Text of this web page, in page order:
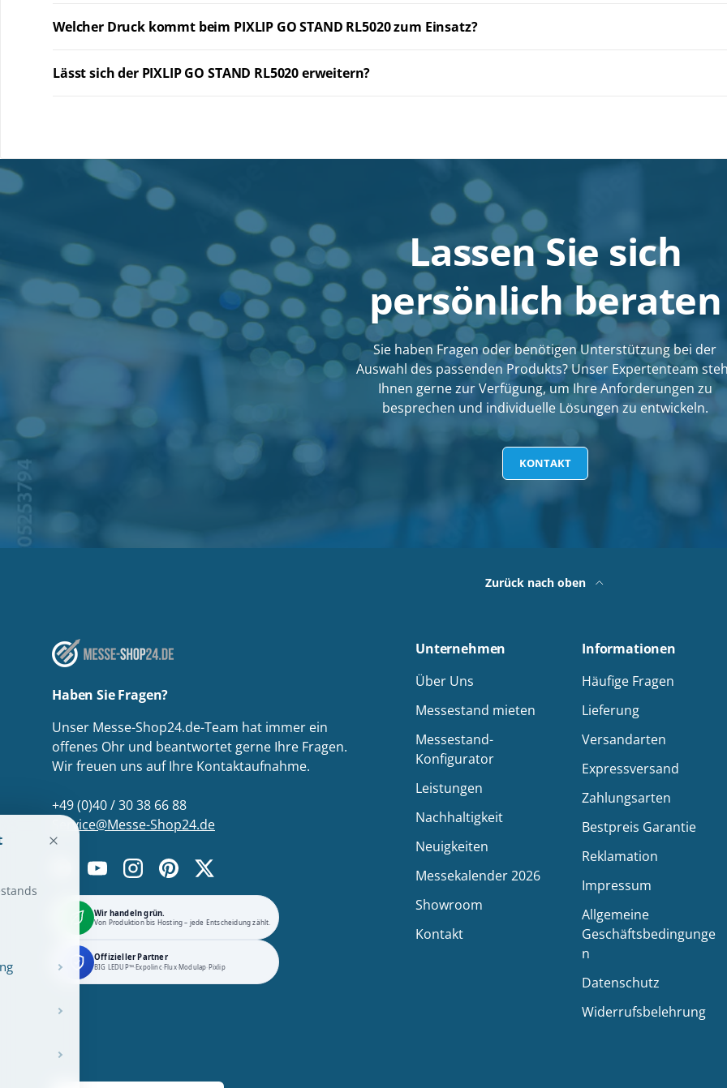
Welcher Druck kommt beim PIXLIP GO STAND RL5020 zum Einsatz?
Lässt sich der PIXLIP GO STAND RL5020 erweitern?
Lassen Sie sich
persönlich beraten
Sie haben Fragen oder benötigen Unterstützung bei der
Auswahl des passenden Produkts? Unser Expertenteam
Ihnen gerne zur Verfügung, um Ihre Anforderungen zu
besprechen und individuelle Lösungen zu entwickeln.
KONTAKT
Zurück nach oben
Haben Sie Fragen?
Unser Messe-Shop24.de-Team hat immer ein
offenes Ohr und beantwortet gerne Ihre Fragen.
Wir freuen uns auf Ihre Kontaktaufnahme.
+49 (0)40 / 30 38 66 88
Service@Messe-Shop24.de
FacebookYouTubeInstagramPinterestTwitter
Wir handeln grün.
Von Produktion bis Hosting – jede Entscheidung zählt.
Offizieller Partner
BIG LEDUP™ Expolinc· Flux· Modulap Pixlip
Unternehmen
Über Uns
Messestand mieten
Messestand-
Konfigurator
Leistungen
Nachhaltigkeit
Neuigkeiten
Messekalender 2026
Showroom
Kontakt
Informationen
Häufige Fragen
Lieferung
Versandarten
Expressversand
Zahlungsarten
Bestpreis Garantie
Reklamation
Impressum
Allgemeine
Geschäftsbedingunge
n
Datenschutz
Widerrufsbelehrung